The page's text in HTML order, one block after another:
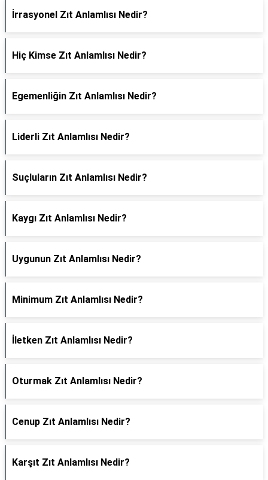
İrrasyonel Zıt Anlamlısı Nedir?
Hiç Kimse Zıt Anlamlısı Nedir?
Egemenliğin Zıt Anlamlısı Nedir?
Liderli Zıt Anlamlısı Nedir?
Suçluların Zıt Anlamlısı Nedir?
Kaygı Zıt Anlamlısı Nedir?
Uygunun Zıt Anlamlısı Nedir?
Minimum Zıt Anlamlısı Nedir?
İletken Zıt Anlamlısı Nedir?
Oturmak Zıt Anlamlısı Nedir?
Cenup Zıt Anlamlısı Nedir?
Karşıt Zıt Anlamlısı Nedir?